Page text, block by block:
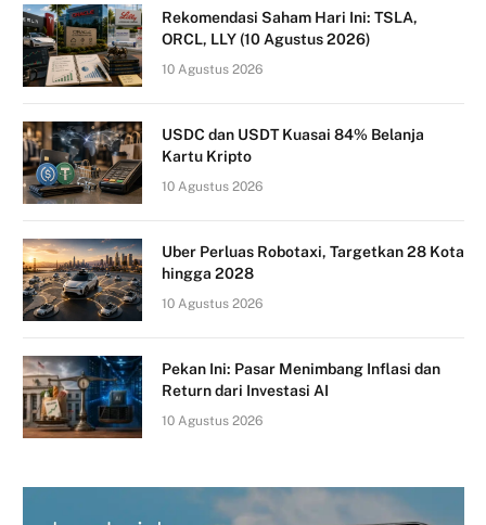
Rekomendasi Saham Hari Ini: TSLA,
ORCL, LLY (10 Agustus 2026)
10 Agustus 2026
USDC dan USDT Kuasai 84% Belanja
Kartu Kripto
10 Agustus 2026
Uber Perluas Robotaxi, Targetkan 28 Kota
hingga 2028
10 Agustus 2026
Pekan Ini: Pasar Menimbang Inflasi dan
Return dari Investasi AI
10 Agustus 2026